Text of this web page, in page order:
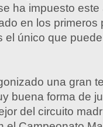
ha impuesto este
en los primeros
el único que
una gran
buena forma de
del circuito